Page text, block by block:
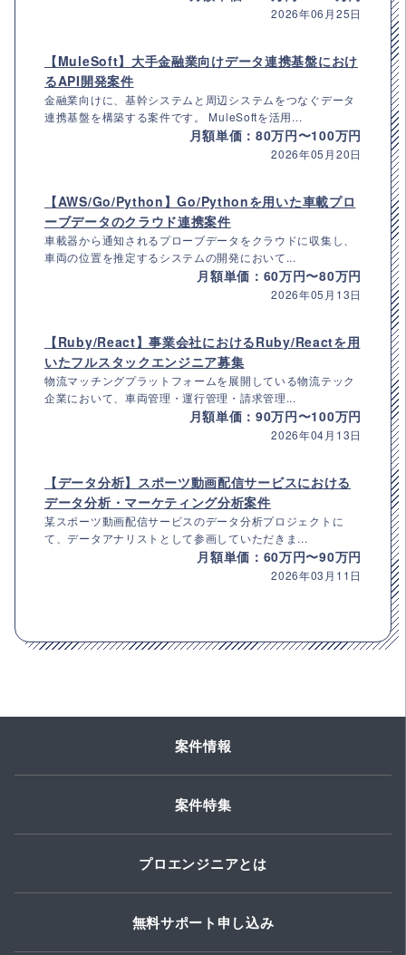
2026年06月25日
【MuleSoft】大手金融業向けデータ連携基盤におけ
るAPI開発案件
金融業向けに、基幹システムと周辺システムをつなぐデータ
連携基盤を構築する案件です。 MuleSoftを活用...
月額単価：80万円〜100万円
2026年05月20日
【AWS/Go/Python】Go/Pythonを用いた車載プロ
ーブデータのクラウド連携案件
車載器から通知されるプローブデータをクラウドに収集し、
車両の位置を推定するシステムの開発において...
月額単価：60万円〜80万円
2026年05月13日
【Ruby/React】事業会社におけるRuby/Reactを用
いたフルスタックエンジニア募集
物流マッチングプラットフォームを展開している物流テック
企業において、車両管理・運行管理・請求管理...
月額単価：90万円〜100万円
2026年04月13日
【データ分析】スポーツ動画配信サービスにおける
データ分析・マーケティング分析案件
某スポーツ動画配信サービスのデータ分析プロジェクトに
て、データアナリストとして参画していただきま...
月額単価：60万円〜90万円
2026年03月11日
案件情報
案件特集
プロエンジニアとは
無料サポート申し込み